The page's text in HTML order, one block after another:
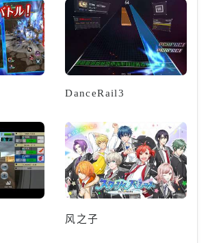
DanceRail3
风之子